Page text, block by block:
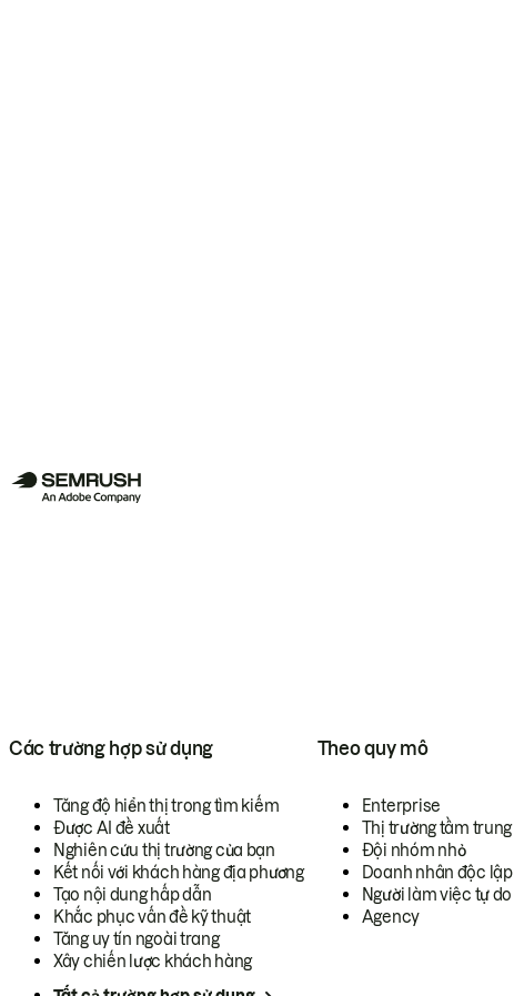
Các trường hợp sử dụng
Tăng độ hiển thị trong tìm kiếm
Được AI đề xuất
Nghiên cứu thị trường của bạn
Kết nối với khách hàng địa phương
Tạo nội dung hấp dẫn
Khắc phục vấn đề kỹ thuật
Tăng uy tín ngoài trang
Xây chiến lược khách hàng
Theo quy mô
Enterprise
Thị trường tầm trung
Đội nhóm nhỏ
Doanh nhân độc lập
Người làm việc tự do
Agency